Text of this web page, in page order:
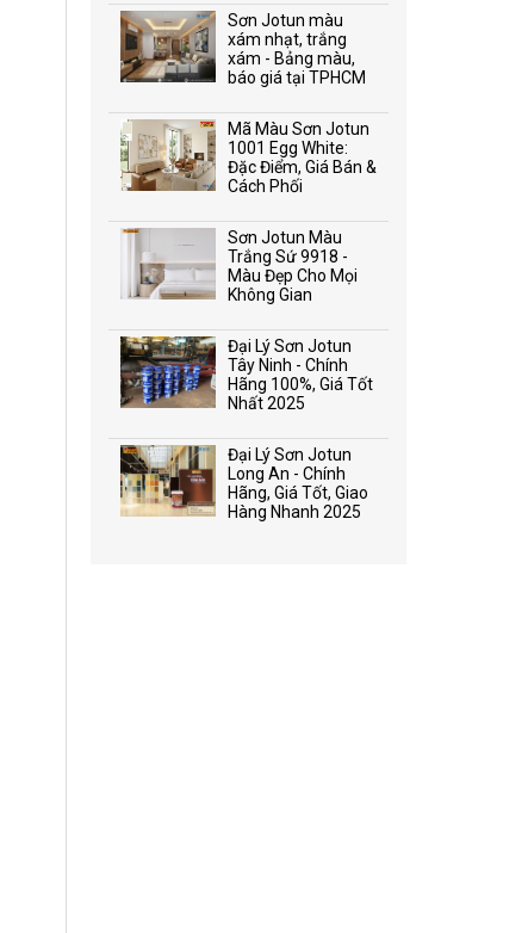
Sơn Jotun màu
xám nhạt, trắng
xám - Bảng màu,
báo giá tại TPHCM
Mã Màu Sơn Jotun
1001 Egg White:
Đặc Điểm, Giá Bán &
Cách Phối
Sơn Jotun Màu
Trắng Sứ 9918 -
Màu Đẹp Cho Mọi
Không Gian
Đại Lý Sơn Jotun
Tây Ninh - Chính
Hãng 100%, Giá Tốt
Nhất 2025
Đại Lý Sơn Jotun
Long An - Chính
Hãng, Giá Tốt, Giao
Hàng Nhanh 2025